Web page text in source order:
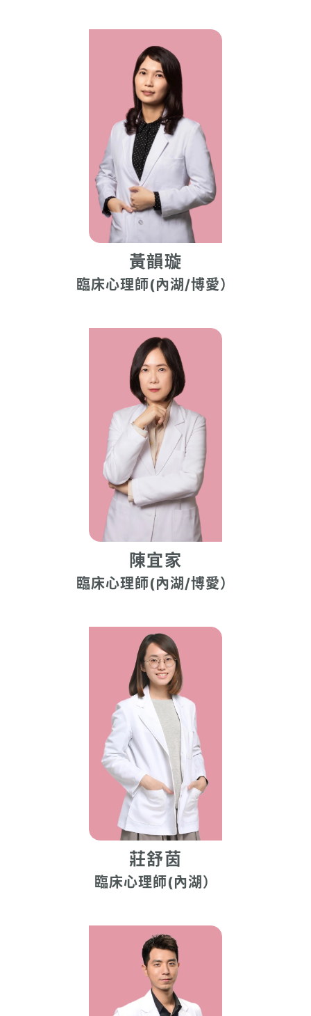
黃韻璇
臨床心理師(內湖/博愛）
陳宜家
臨床心理師(內湖/博愛）
莊舒茵
臨床心理師(內湖）